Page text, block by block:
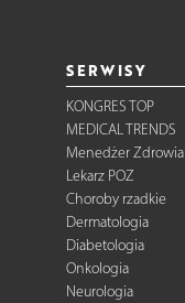
SERWISY
KONGRES TOP
MEDICAL TRENDS
Menedżer Zdrowia
Lekarz POZ
Choroby rzadkie
Dermatologia
Diabetologia
Onkologia
Neurologia